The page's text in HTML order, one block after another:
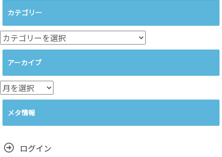
カテゴリー
カ
テ
ー
アーカイブ
ア
ー
メタ情報
ログイン